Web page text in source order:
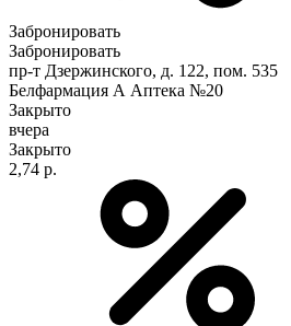
Забронировать
Забронировать
пр-т Дзержинского, д. 122, пом. 535
Белфармация А Аптека №20
Закрыто
вчера
Закрыто
2,74 р.